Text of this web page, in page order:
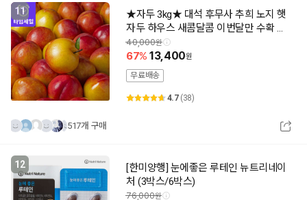
11
★자두 3kg★ 대석 후무사 추희 노지 햇
자두 하우스 새콤달콤 이번달만 수확 산
지직송 제철과일
40,000
67 13,400
무료배송
4.7 (38)
517개 구매
12
[한미양행] 눈에좋은 루테인 뉴트리네이
처 (3박스/6박스)
76,000